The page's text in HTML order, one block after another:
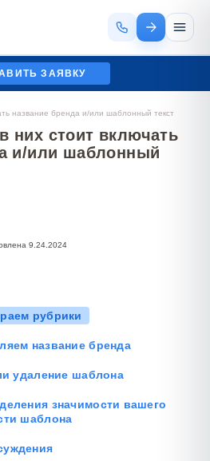
ЗАЯВКУ
название бренда и/или шаблонный текст
них стоит включать
и/или шаблонный
9.24.2024
рубрики
название бренда
удаление шаблона
значимости вашего
шаблона